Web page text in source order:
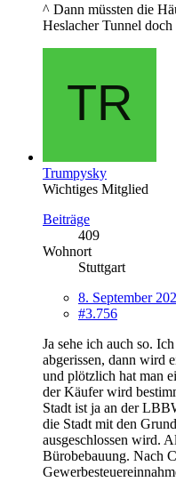
^ Dann müssten die
Heslacher Tunnel doch
Trumpysky
Wichtiges Mitglied
Beiträge
409
Wohnort
Stuttgart
8. September
#3.756
Ja sehe ich auch so.
abgerissen, dann wird
und plötzlich hat man
der Käufer wird
Stadt ist ja an der
die Stadt mit den
ausgeschlossen wird.
Bürobebauung. Nach